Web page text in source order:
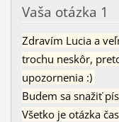
Vaša otázka 1
Zdravím Lucia a
trochu neskôr,
upozornenia :)
Budem sa snažiť
Všetko je otázka